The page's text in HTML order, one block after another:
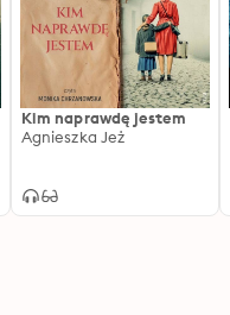
Kim naprawdę jestem
Agnieszka Jeż